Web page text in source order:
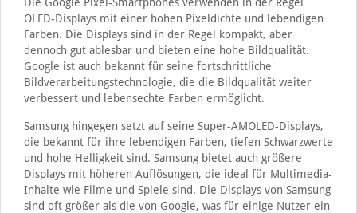
OLED-Displays mit einer hohen Pixeldichte und lebendigen
Farben. Die Displays sind in der Regel kompakt, aber
dennoch gut ablesbar und bieten eine hohe Bildqualität.
Google ist auch bekannt für seine fortschrittliche
Bildverarbeitungstechnologie, die die Bildqualität weiter
verbessert und lebensechte Farben ermöglicht.
Samsung hingegen setzt auf seine Super-AMOLED-Displays,
die bekannt für ihre lebendigen Farben, tiefen Schwarzwerte
und hohe Helligkeit sind. Samsung bietet auch größere
Displays mit höheren Auflösungen, die ideal für Multimedia-
Inhalte wie Filme und Spiele sind. Die Displays von Samsung
sind oft größer als die von Google, was für einige Nutzer ein